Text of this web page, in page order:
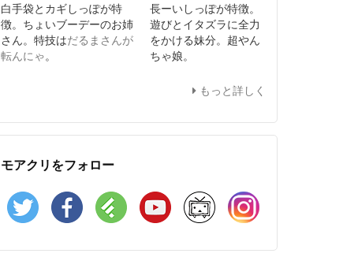
白手袋とカギしっぽが特
徴。ちょいブーデーのお姉
さん。特技はだるまさんが
転んにゃ。
長ーいしっぽが特徴。
遊びとイタズラに全力
をかける妹分。超やん
ちゃ娘。
もっと詳しく
モアクリをフォロー
Twitter Facebook Feedly YouTube ニコニコ動画